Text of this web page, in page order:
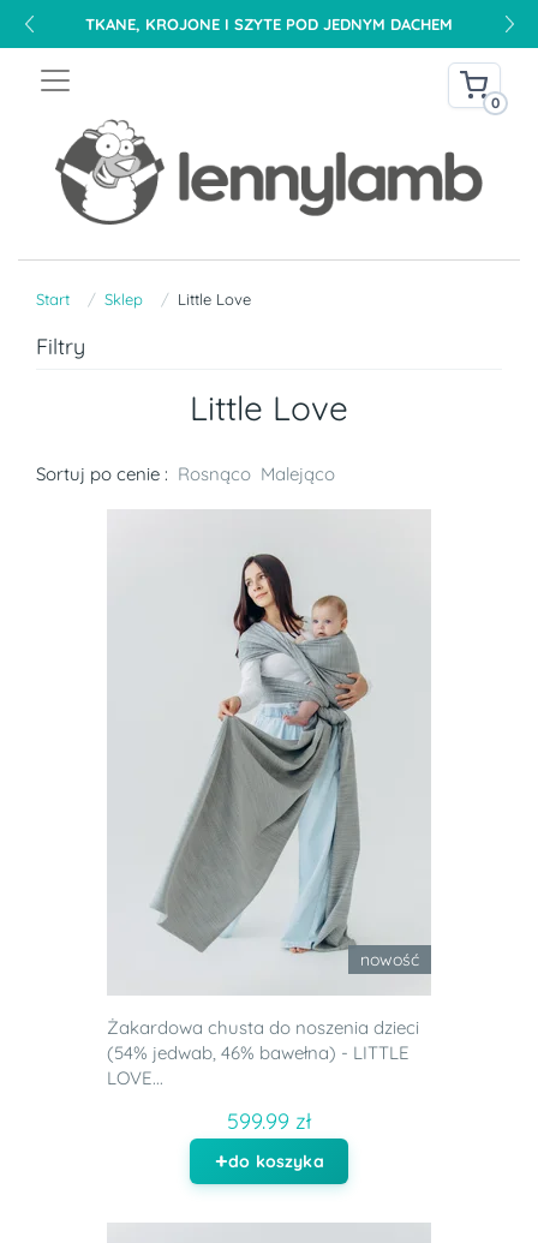
0
Start Sklep Little Love
Filtry
Little Love
Sortuj po cenie : Rosnąco Malejąco
nowość
Żakardowa chusta do noszenia dzieci
(54% jedwab, 46% bawełna) - LITTLE
LOVE...
599.99 zł
do koszyka